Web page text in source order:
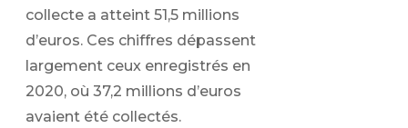
collecte a atteint 51,5 millions
d’euros. Ces chiffres dépassent
largement ceux enregistrés en
2020, où 37,2 millions d’euros
avaient été collectés.